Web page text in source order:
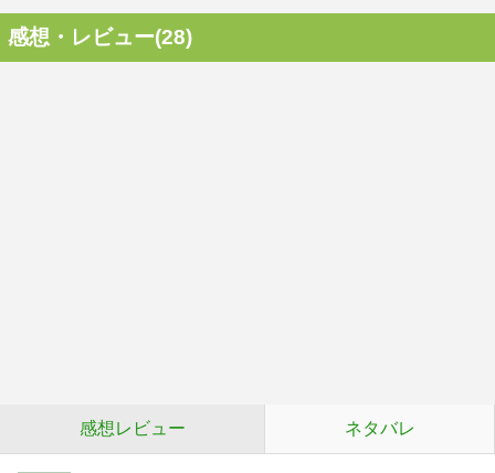
感想・レビュー(28)
感想レビュー ネタバレ